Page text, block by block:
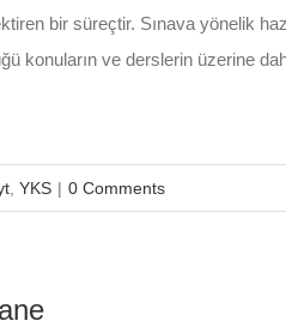
bir süreçtir. Sınava yönelik
konuların ve derslerin üzerine
YKS | 0 Comments